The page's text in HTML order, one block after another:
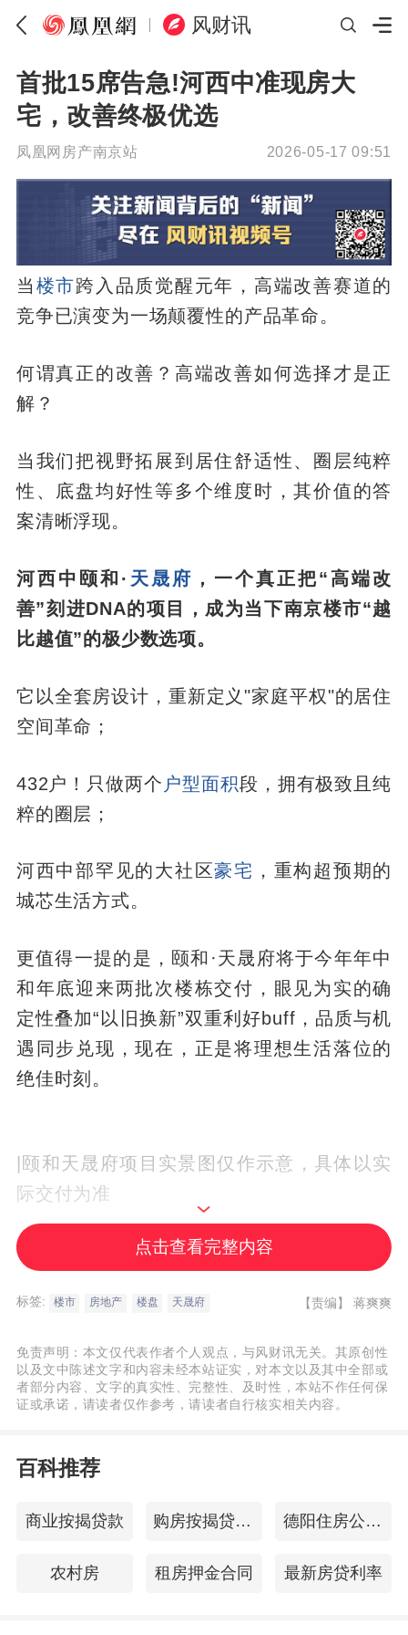
风财讯
首批15席告急!河西中准现房大
宅，改善终极优选
凤凰网房产南京站 2026-05-17 09:51
当 楼市跨入品质觉醒元年，高端改善赛道的
竞争已演变为一场颠覆性的产品革命。
何谓真正的改善？高端改善如何选择才是正
解？
当我们把视野拓展到居住舒适性、圈层纯粹
性、底盘均好性等多个维度时，其价值的答
案清晰浮现。
河西中颐和· 天晟府 ，一个真正把“高端改
善”刻进DNA的项目，成为当下南京楼市“越
比越值”的极少数选项。
它以全套房设计，重新定义"家庭平权"的居住
空间革命；
432户！只做两个 户型面积段，拥有极致且纯
粹的圈层；
河西中部罕见的大社区豪宅 ，重构超预期的
城芯生活方式。
更值得一提的是，颐和·天晟府将于今年年中
和年底迎来两批次楼栋交付，眼见为实的确
定性叠加“以旧换新”双重利好buff，品质与机
遇同步兑现，现在，正是将理想生活落位的
绝佳时刻。
|颐和天晟府项目实景图仅作示意，具体以实
际交付为准
直击改善痛点，居住品质的跃升与均衡
这一观点的背后，是对家庭成长规律的深刻
颐和·天晟府做到了「全套房」设计，摒弃传
统的主次卧概念，让家庭成员享受平权化。
到窗外资源的共享，全方位确保了家中每一
点击查看完整内容
标签: 楼市 房地产 楼盘 天晟府 【责编】 蒋爽爽
免责声明：本文仅代表作者个人观点，与风财讯无关。其原创性
以及文中陈述文字和内容未经本站证实，对本文以及其中全部或
者部分内容、文字的真实性、完整性、及时性，本站不作任何保
证或承诺，请读者仅作参考，请读者自行核实相关内容。
百科推荐
商业按揭贷款 购房按揭贷款条件 德阳住房公积金查询
农村房 租房押金合同 最新房贷利率